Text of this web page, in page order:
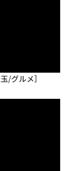
/グルメ］